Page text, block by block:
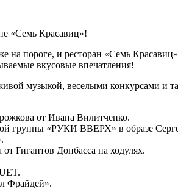
«Семь Красавиц»!
на пороге, и ресторан «Семь
вкусовые впечатления!
музыкой, веселыми конкурсами и
от Ивана Вилитченко.
группы «РУКИ ВВЕРХ» в образе
Гигантов Донбасса на ходулях.
Фрайдей».